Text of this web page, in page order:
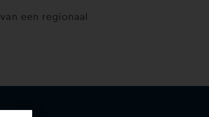
een regionaal